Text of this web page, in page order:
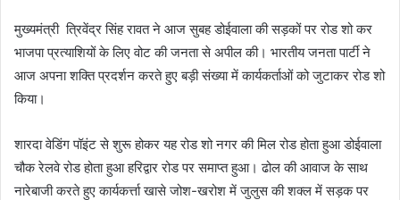
मुख्यमंत्री त्रिवेंद्र सिंह रावत ने आज सुबह डोईवाला की सड़कों पर रोड शो कर
भाजपा प्रत्याशियों के लिए वोट की जनता से अपील की। भारतीय जनता पार्टी ने
आज अपना शक्ति प्रदर्शन करते हुए बड़ी संख्या में कार्यकर्ताओं को जुटाकर रोड शो
किया।
शारदा वेडिंग पॉइंट से शुरू होकर यह रोड शो नगर की मिल रोड होता हुआ डोईवाला
चौक रेलवे रोड होता हुआ हरिद्वार रोड पर समाप्त हुआ। ढोल की आवाज के साथ
नारेबाजी करते हुए कार्यकर्त्ता खासे जोश-खरोश में जुलुस की शक्ल में सड़क पर